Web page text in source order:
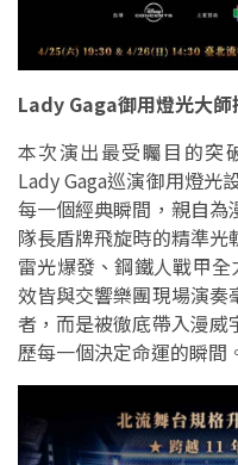
Lady Gaga御用燈光大
本次演出最受矚目的突
Lady Gaga巡演御用燈光
每一個經典瞬間，親自為
隊長盾牌飛旋時的精準
雷光爆發、鋼鐵人戰甲
效皆與交響樂團現場演奏
者，而是被徹底帶入漫威
歷每一個決定命運的瞬間